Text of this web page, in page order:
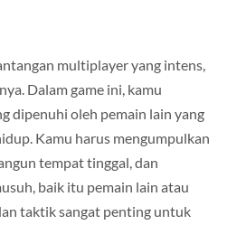
multiplayer yang intens,
Dalam game ini, kamu
dipenuhi oleh pemain lain yang
Kamu harus mengumpulkan
tempat tinggal, dan
baik itu pemain lain atau
taktik sangat penting untuk